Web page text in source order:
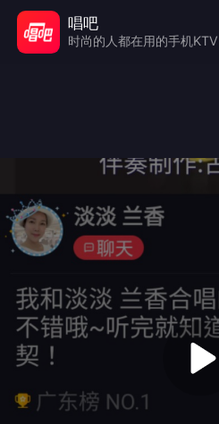
唱吧
时尚的人都在用的手机KTV